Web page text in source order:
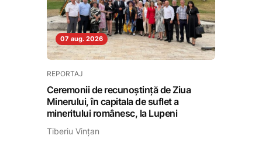
07 aug. 2026
REPORTAJ
Ceremonii de recunoștință de Ziua
Minerului, în capitala de suflet a
mineritului românesc, la Lupeni
Tiberiu Vințan